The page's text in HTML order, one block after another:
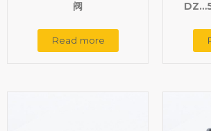
阀
Read more